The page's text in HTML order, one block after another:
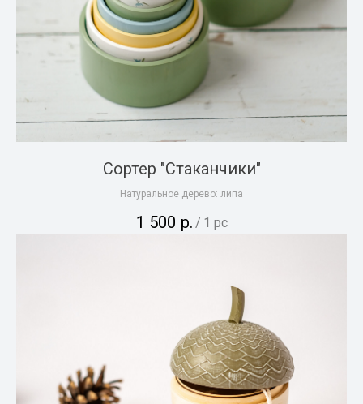
Сортер "Стаканчики"
Натуральное дерево: липа
1 500 р. / 1 pc